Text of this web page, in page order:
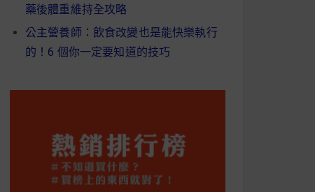
藥後體重維持全攻略
公主營養師：飲食改變也是能快樂執行
的！6 個你一定要知道的技巧